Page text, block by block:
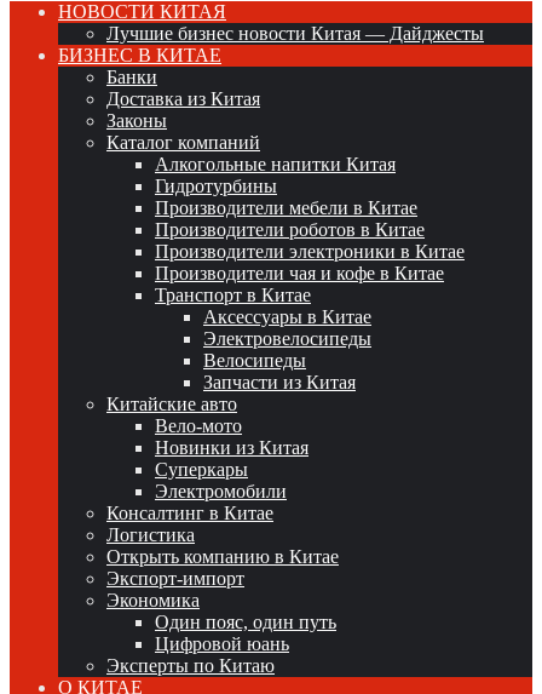
НОВОСТИ КИТАЯ
Лучшие бизнес новости Китая — Дайджесты
БИЗНЕС В КИТАЕ
Банки
Доставка из Китая
Законы
Каталог компаний
Алкогольные напитки Китая
Гидротурбины
Производители мебели в Китае
Производители роботов в Китае
Производители электроники в Китае
Производители чая и кофе в Китае
Транспорт в Китае
Аксессуары в Китае
Электровелосипеды
Велосипеды
Запчасти из Китая
Китайские авто
Вело-мото
Новинки из Китая
Суперкары
Электромобили
Консалтинг в Китае
Логистика
Открыть компанию в Китае
Экспорт-импорт
Экономика
Один пояс, один путь
Цифровой юань
Эксперты по Китаю
О КИТАЕ